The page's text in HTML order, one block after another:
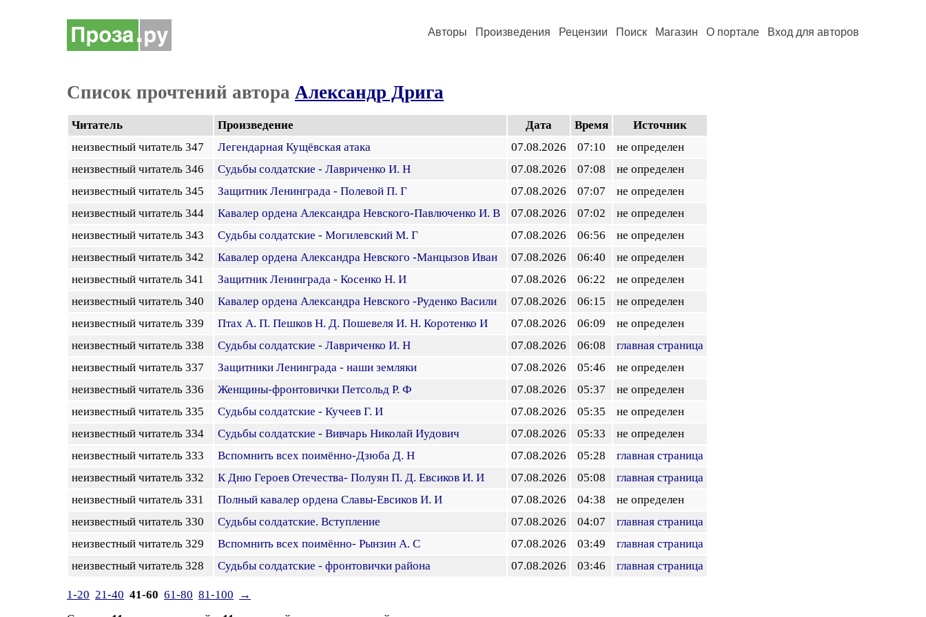
Авторы Произведения Рецензии Поиск Магазин О портале Вход для авторов
Список прочтений автора Александр Дрига
Читатель Произведение Дата Время
Источник
неизвестный читатель 347
Легендарная Кущёвская атака 07.08.2026 07:10
не определен
неизвестный читатель 346
Судьбы солдатские - Лавриченко И. Н 07.08.2026 07:08
не определен
неизвестный читатель 345
Защитник Ленинграда - Полевой П. Г 07.08.2026 07:07
не определен
неизвестный читатель 344
Кавалер ордена Александра Невского-Павлюченко И. В 07.08.2026 07:02
не определен
неизвестный читатель 343
Судьбы солдатские - Могилевский М. Г 07.08.2026 06:56
не определен
неизвестный читатель 342
Кавалер ордена Александра Невского -Манцызов Иван 07.08.2026 06:40
не определен
неизвестный читатель 341
Защитник Ленинграда - Косенко Н. И 07.08.2026 06:22
не определен
неизвестный читатель 340
Кавалер ордена Александра Невского -Руденко Васили 07.08.2026 06:15
не определен
неизвестный читатель 339
Птах А. П. Пешков Н. Д. Пошевеля И. Н. Коротенко И 07.08.2026 06:09
не определен
неизвестный читатель 338
Судьбы солдатские - Лавриченко И. Н 07.08.2026 06:08
главная страница
неизвестный читатель 337
Защитники Ленинграда - наши земляки 07.08.2026 05:46
не определен
неизвестный читатель 336
Женщины-фронтовички Петсольд Р. Ф 07.08.2026 05:37
не определен
неизвестный читатель 335
Судьбы солдатские - Кучеев Г. И 07.08.2026 05:35
не определен
неизвестный читатель 334
Судьбы солдатские - Вивчарь Николай Иудович 07.08.2026 05:33
не определен
неизвестный читатель 333
Вспомнить всех поимённо-Дзюба Д. Н 07.08.2026 05:28
главная страница
неизвестный читатель 332
К Дню Героев Отечества- Полуян П. Д. Евсиков И. И 07.08.2026 05:08
главная страница
неизвестный читатель 331
Полный кавалер ордена Славы-Евсиков И. И 07.08.2026 04:38
не определен
неизвестный читатель 330
Судьбы солдатские. Вступление 07.08.2026 04:07
главная страница
неизвестный читатель 329
Вспомнить всех поимённо- Рынзин А. С 07.08.2026 03:49
главная страница
неизвестный читатель 328
Судьбы солдатские - фронтовички района 07.08.2026 03:46 главная страница
1-20 21-40 41-60 61-80 81-100
→